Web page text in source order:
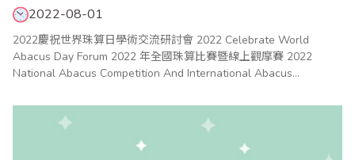
2022-08-01
2022慶祝世界珠算日學術交流研討會 2022 Celebrate World
Abacus Day Forum 2022 年全國珠算比賽暨線上觀摩賽 2022
National Abacus Competition And International Abacus
Arithmetic Compe..